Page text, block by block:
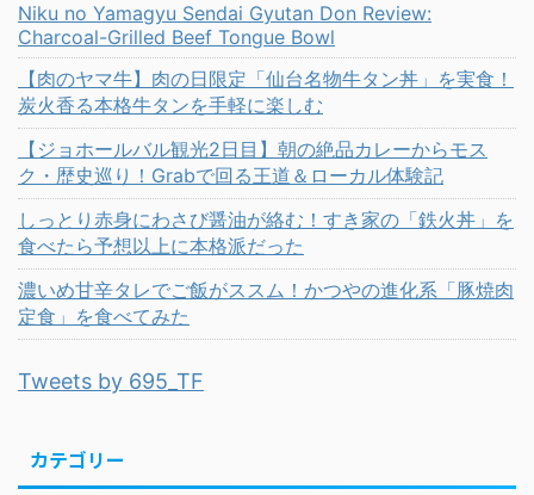
Niku no Yamagyu Sendai Gyutan Don Review:
Charcoal-Grilled Beef Tongue Bowl
【肉のヤマ牛】肉の日限定「仙台名物牛タン丼」を実食！
炭火香る本格牛タンを手軽に楽しむ
【ジョホールバル観光2日目】朝の絶品カレーからモス
ク・歴史巡り！Grabで回る王道＆ローカル体験記
しっとり赤身にわさび醤油が絡む！すき家の「鉄火丼」を
食べたら予想以上に本格派だった
濃いめ甘辛タレでご飯がススム！かつやの進化系「豚焼肉
定食」を食べてみた
Tweets by 695_TF
カテゴリー